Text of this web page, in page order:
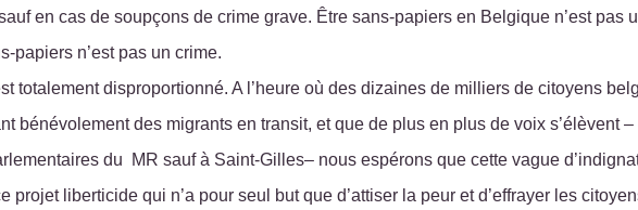
en cas de soupçons de crime grave. Être sans-papiers en Belgique n’est pas
papiers n’est pas un crime.
totalement disproportionné. A l’heure où des dizaines de milliers de citoyens
bénévolement des migrants en transit, et que de plus en plus de voix s’élèvent –
du MR sauf à Saint-Gilles– nous espérons que cette vague
projet liberticide qui n’a pour seul but que d’attiser la peur et d’effrayer les